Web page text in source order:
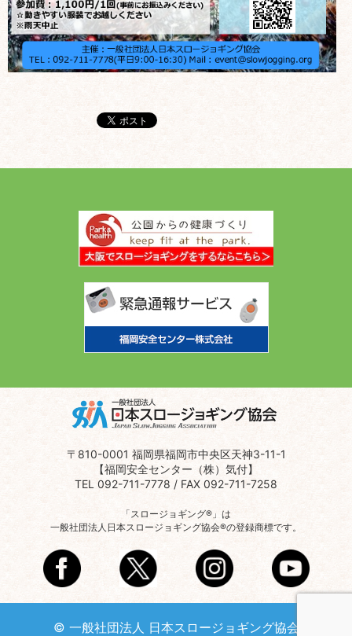
〒810-0001 福岡県福岡市中央区天神3-11-1
【福岡安全センター（株）気付】
TEL 092-711-7778 / FAX 092-711-7258
「スロージョギング®」は
一般社団法人日本スロージョギング協会®の登録商標です。
© 一般社団法人 日本スロージョギング協会